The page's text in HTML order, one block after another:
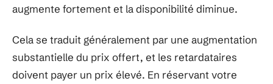
augmente fortement et la disponibilité diminue.
Cela se traduit généralement par une augmentation
substantielle du prix offert, et les retardataires
doivent payer un prix élevé. En réservant votre